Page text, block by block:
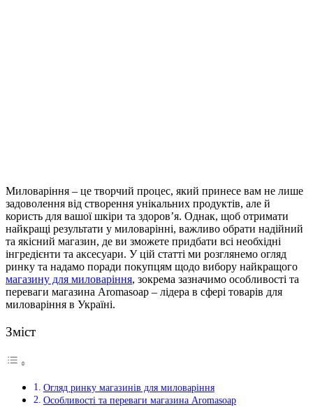
Миловаріння – це творчий процес, який принесе вам не лише
задоволення від створення унікальних продуктів, але й
користь для вашої шкіри та здоров’я. Однак, щоб отримати
найкращі результати у миловарінні, важливо обрати надійний
та якісний магазин, де ви зможете придбати всі необхідні
інгредієнти та аксесуари. У цій статті ми розглянемо огляд
ринку та надамо поради покупцям щодо вибору найкращого
магазину для миловаріння, зокрема зазначимо особливості та
переваги магазина Aromasoap – лідера в сфері товарів для
миловаріння в Україні.
Зміст
Огляд ринку магазинів для миловаріння
Особливості та переваги магазина Aromasoap